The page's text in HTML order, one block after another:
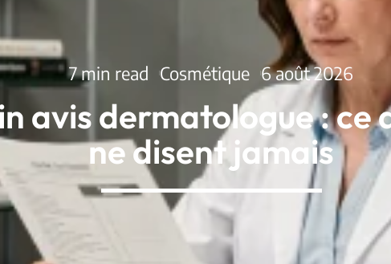
7 min read Cosmétique 6 août 2026
avis dermatologue : ce
ne disent jamais